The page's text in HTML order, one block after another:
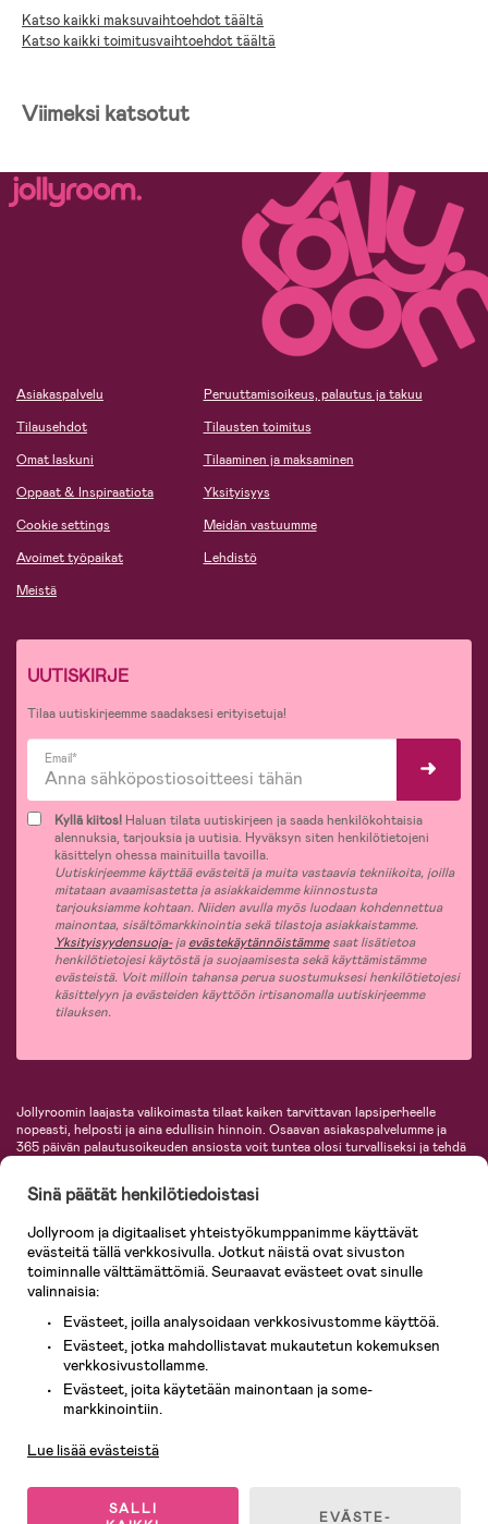
Katso kaikki maksuvaihtoehdot täältä
Katso kaikki toimitusvaihtoehdot täältä
Viimeksi katsotut
Asiakaspalvelu
Tilausehdot
Omat laskuni
Oppaat & Inspiraatiota
Cookie settings
Avoimet työpaikat
Meistä
Peruuttamisoikeus, palautus ja takuu
Tilausten toimitus
Tilaaminen ja maksaminen
Yksityisyys
Meidän vastuumme
Lehdistö
UUTISKIRJE
Tilaa uutiskirjeemme saadaksesi erityisetuja!
Email*
Kyllä kiitos! Haluan tilata uutiskirjeen ja saada henkilökohtaisia
alennuksia, tarjouksia ja uutisia. Hyväksyn siten henkilötietojeni
käsittelyn ohessa mainituilla tavoilla.
Uutiskirjeemme käyttää evästeitä ja muita vastaavia tekniikoita, joilla
mitataan avaamisastetta ja asiakkaidemme kiinnostusta
tarjouksiamme kohtaan. Niiden avulla myös luodaan kohdennettua
mainontaa, sisältömarkkinointia sekä tilastoja asiakkaistamme.
Yksityisyydensuoja-jaevästekäytännöistämmesaat lisätietoa
henkilötietojesi käytöstä ja suojaamisesta sekä käyttämistämme
evästeistä. Voit milloin tahansa perua suostumuksesi henkilötietojesi
käsittelyyn ja evästeiden käyttöön irtisanomalla uutiskirjeemme
tilauksen.
Jollyroomin laajasta valikoimasta tilaat kaiken tarvittavan lapsiperheelle
nopeasti, helposti ja aina edullisin hinnoin. Osaavan asiakaspalvelumme ja
365 päivän palautusoikeuden ansiosta voit tuntea olosi turvalliseksi ja tehdä
lastentarvikkeita sekä paljon muuta. Meiltä löydät lukuisia tunnettuja
KidKraft, Ergobaby, Philips Avent, Neonate, Cybex, LEGO ja monia muita!
Tervetuloa shoppailemaan Pohjoismaiden suurimpaan lastentarvikkeiden
verkkokauppaan!
Sinä päätät henkilötiedoistasi
Jollyroom ja digitaaliset yhteistyökumppanimme käyttävät
evästeitä tällä verkkosivulla. Jotkut näistä ovat sivuston
toiminnalle välttämättömiä. Seuraavat evästeet ovat sinulle
valinnaisia:
Evästeet, joilla analysoidaan verkkosivustomme käyttöä.
Evästeet, jotka mahdollistavat mukautetun kokemuksen
verkkosivustollamme.
Evästeet, joita käytetään mainontaan ja some-
markkinointiin.
Lue lisää evästeistä
SALLI
EVÄSTE-